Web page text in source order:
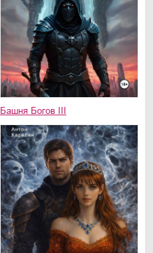
Башня Богов III